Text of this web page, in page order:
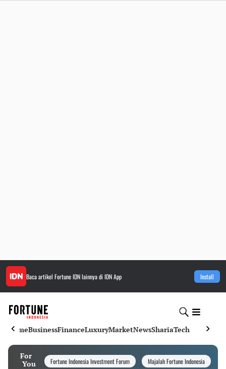
Baca artikel Fortune IDNlainnya di IDN App Install
HomeBusinessFinanceLuxuryMarketNewsShariaTech
For
You
Fortune Indonesia Investment Forum Majalah Fortune Indonesia